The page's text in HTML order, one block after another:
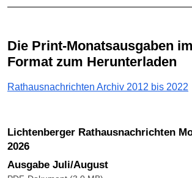
Die Print-Monatsausgaben im PDF-
Format zum Herunterladen
Rathausnachrichten Archiv 2012 bis 2022
Lichtenberger Rathausnachrichten Monatsausgaben
2026
Ausgabe Juli/August